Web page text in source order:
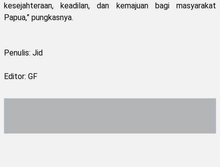
kesejahteraan, keadilan, dan kemajuan bagi masyarakat
Papua,” pungkasnya.
Penulis: Jid
Editor: GF